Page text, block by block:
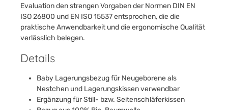
Evaluation den strengen Vorgaben der Normen DIN EN
ISO 26800 und EN ISO 15537 entsprochen, die die
praktische Anwendbarkeit und die ergonomische Qualität
verlässlich belegen.
Details
Baby Lagerungsbezug für Neugeborene als
Nestchen und Lagerungskissen verwendbar
Ergänzung für Still- bzw. Seitenschläferkissen